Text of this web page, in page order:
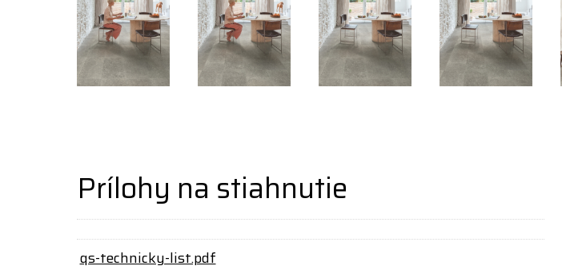
Prílohy na stiahnutie
qs-technicky-list.pdf